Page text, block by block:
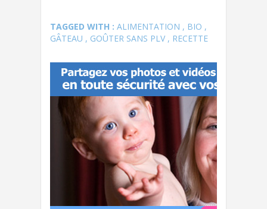
TAGGED WITH : ALIMENTATION , BIO ,
GÂTEAU , GOÛTER SANS PLV , RECETTE